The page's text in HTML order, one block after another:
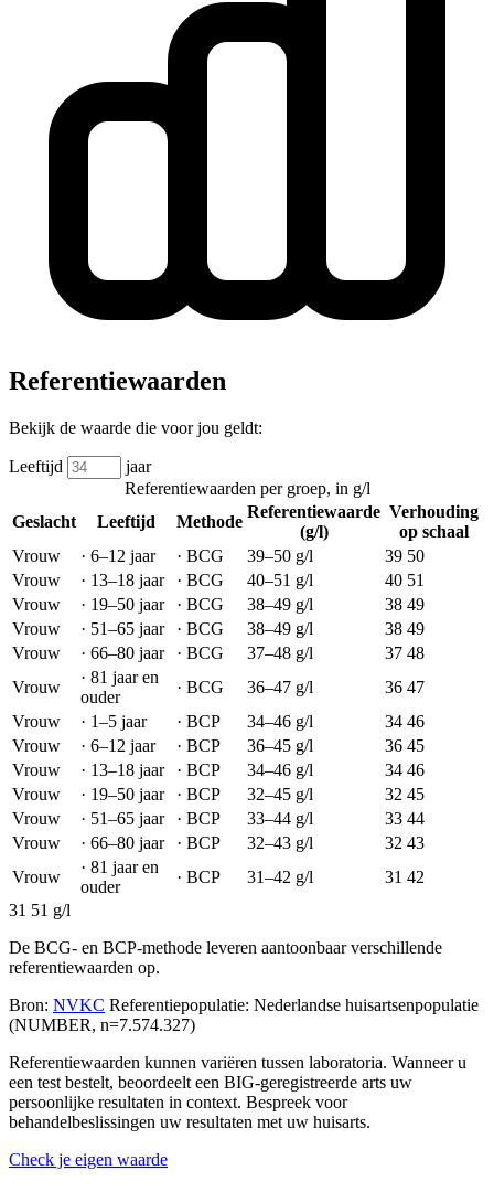
Referentiewaarden
Bekijk de waarde die voor jou geldt:
Leeftijd
jaar
Referentiewaarden per groep, in g/l
Geslacht
Leeftijd Methode
Referentiewaarde
(g/l)
Verhouding
op schaal
Vrouw
· 6–12 jaar · BCG 39–50 g/l 39 50
Vrouw
· 13–18 jaar · BCG 40–51 g/l 40 51
Vrouw
· 19–50 jaar · BCG 38–49 g/l 38 49
Vrouw
· 51–65 jaar · BCG 38–49 g/l 38 49
Vrouw
· 66–80 jaar · BCG 37–48 g/l 37 48
Vrouw
· 81 jaar en
ouder
· BCG 36–47 g/l 36 47
Vrouw
· 1–5 jaar · BCP 34–46 g/l 34 46
Vrouw
· 6–12 jaar · BCP 36–45 g/l 36 45
Vrouw
· 13–18 jaar · BCP 34–46 g/l 34 46
Vrouw
· 19–50 jaar · BCP 32–45 g/l 32 45
Vrouw
· 51–65 jaar · BCP 33–44 g/l 33 44
Vrouw
· 66–80 jaar · BCP 32–43 g/l 32 43
Vrouw
· 81 jaar en
ouder
· BCP 31–42 g/l 31 42
31 51 g/l
De BCG- en BCP-methode leveren aantoonbaar verschillende
referentiewaarden op.
Bron: NVKC Referentiepopulatie: Nederlandse huisartsenpopulatie
(NUMBER, n=7.574.327)
Referentiewaarden kunnen variëren tussen laboratoria. Wanneer u
een test bestelt, beoordeelt een BIG-geregistreerde arts uw
persoonlijke resultaten in context. Bespreek voor
behandelbeslissingen uw resultaten met uw huisarts.
Check je eigen waarde